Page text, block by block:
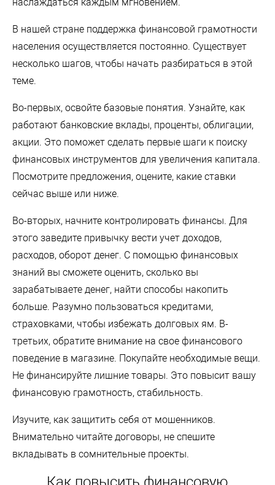
В нашей стране поддержка финансовой грамотности
населения осуществляется постоянно. Существует
несколько шагов, чтобы начать разбираться в этой
теме.
Во-первых, освойте базовые понятия. Узнайте, как
работают банковские вклады, проценты, облигации,
акции. Это поможет сделать первые шаги к поиску
финансовых инструментов для увеличения капитала.
Посмотрите предложения, оцените, какие ставки
сейчас выше или ниже.
Во-вторых, начните контролировать финансы. Для
этого заведите привычку вести учет доходов,
расходов, оборот денег. С помощью финансовых
знаний вы сможете оценить, сколько вы
зарабатываете денег, найти способы накопить
больше. Разумно пользоваться кредитами,
страховками, чтобы избежать долговых ям. В-
третьих, обратите внимание на свое финансового
поведение в магазине. Покупайте необходимые вещи.
Не финансируйте лишние товары. Это повысит вашу
финансовую грамотность, стабильность.
Изучите, как защитить себя от мошенников.
Внимательно читайте договоры, не спешите
вкладывать в сомнительные проекты.